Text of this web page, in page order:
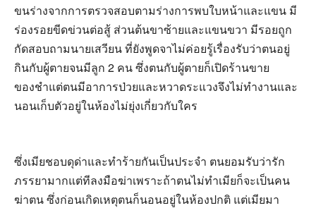
ขนร่างจากการตรวจสอบตามร่างการพบใบหน้าและแขน มี
ร่องรอยขีดข่วนต่อสู้ ส่วนต้นขาซ้ายและแขนขวา มีรอยถูก
กัดสอบถามนายเสวียน ที่ยังพูดจาไม่ค่อยรู้เรื่องรับว่าตนอยู่
กินกับผู้ตายจนมีลูก 2 คน ซึ่งตนกับผู้ตายก็เปิดร้านขาย
ของชำแต่ตนมีอาการป่วยและหวาดระแวงจึงไม่ทำงานและ
นอนเก็บตัวอยู่ในห้องไม่ยุ่งเกี่ยวกับใคร
ซึ่งเมียชอบดุด่าและทำร้ายกันเป็นประจำ ตนยอมรับว่ารัก
ภรรยามากแต่ทีลงมือฆ่าเพราะถ้าตนไม่ทำเมียก็จะเป็นคน
ฆ่าตน ซึ่งก่อนเกิดเหตุตนก็นอนอยู่ในห้องปกติ แต่เมียมา